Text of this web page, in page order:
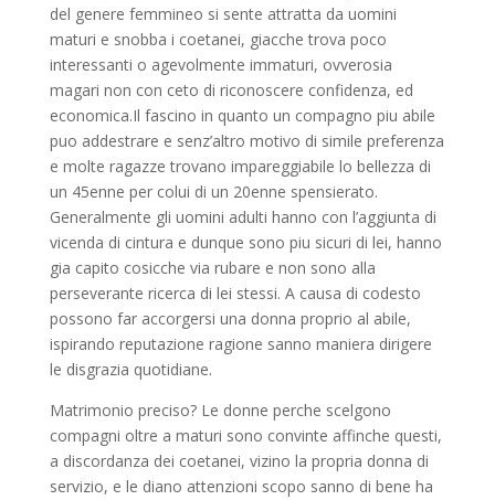
del genere femmineo si sente attratta da uomini
maturi e snobba i coetanei, giacche trova poco
interessanti o agevolmente immaturi, ovverosia
magari non con ceto di riconoscere confidenza, ed
economica.Il fascino in quanto un compagno piu abile
puo addestrare e senz’altro motivo di simile preferenza
e molte ragazze trovano impareggiabile lo bellezza di
un 45enne per colui di un 20enne spensierato.
Generalmente gli uomini adulti hanno con l’aggiunta di
vicenda di cintura e dunque sono piu sicuri di lei, hanno
gia capito cosicche via rubare e non sono alla
perseverante ricerca di lei stessi. A causa di codesto
possono far accorgersi una donna proprio al abile,
ispirando reputazione ragione sanno maniera dirigere
le disgrazia quotidiane.
Matrimonio preciso? Le donne perche scelgono
compagni oltre a maturi sono convinte affinche questi,
a discordanza dei coetanei, vizino la propria donna di
servizio, e le diano attenzioni scopo sanno di bene ha